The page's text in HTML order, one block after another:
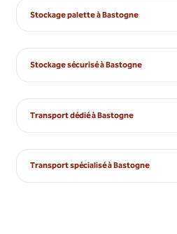
Stockage palette à Bastogne
Stockage sécurisé à Bastogne
Transport dédié à Bastogne
Transport spécialisé à Bastogne